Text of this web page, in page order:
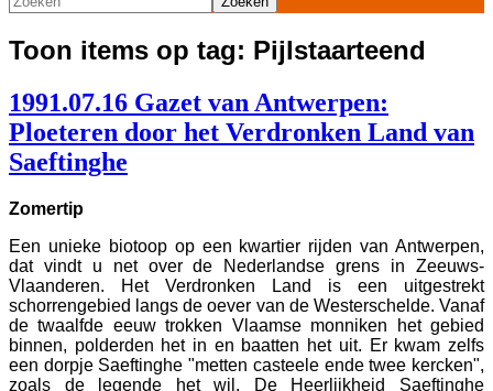
Toon items op tag: Pijlstaarteend
1991.07.16 Gazet van Antwerpen:
Ploeteren door het Verdronken Land van
Saeftinghe
Zomertip
Een unieke biotoop op een kwartier rijden van Antwerpen,
dat vindt u net over de Nederlandse grens in Zeeuws-
Vlaanderen. Het Verdronken Land is een uitgestrekt
schorrengebied langs de oever van de Westerschelde. Vanaf
de twaalfde eeuw trokken Vlaamse monniken het gebied
binnen, polderden het in en baatten het uit. Er kwam zelfs
een dorpje Saeftinghe "metten casteele ende twee kercken",
zoals de legende het wil. De Heerlijkheid Saeftinghe